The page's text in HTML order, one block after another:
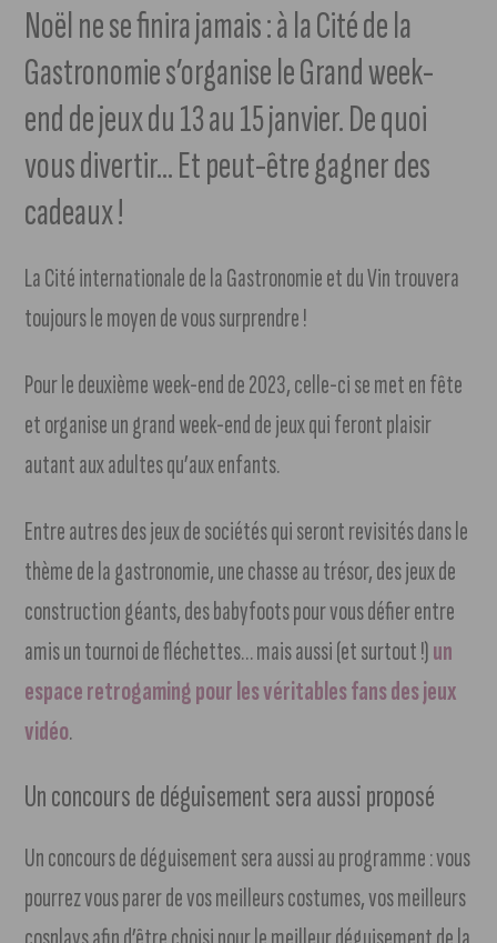
Noël ne se finira jamais : à la Cité de la
Gastronomie s’organise le Grand week-
end de jeux du 13 au 15 janvier. De quoi
vous divertir… Et peut-être gagner des
cadeaux !
La Cité internationale de la Gastronomie et du Vin trouvera
toujours le moyen de vous surprendre !
Pour le deuxième week-end de 2023, celle-ci se met en fête
et organise un grand week-end de jeux qui feront plaisir
autant aux adultes qu’aux enfants.
Entre autres des jeux de sociétés qui seront revisités dans le
thème de la gastronomie, une chasse au trésor, des jeux de
construction géants, des babyfoots pour vous défier entre
amis un tournoi de fléchettes… mais aussi (et surtout !)un
espace retrogaming pour les véritables fans des jeux
vidéo.
Un concours de déguisement sera aussi proposé
Un concours de déguisement sera aussi au programme : vous
pourrez vous parer de vos meilleurs costumes, vos meilleurs